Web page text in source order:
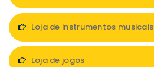
Loja de instrumentos musicais
Loja de jogos